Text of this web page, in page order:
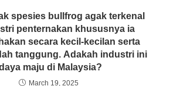
spesies bullfrog agak terkenal
penternakan khususnya ia
secara kecil-kecilan serta
tanggung. Adakah industri ini
maju di Malaysia?
March 19, 2025